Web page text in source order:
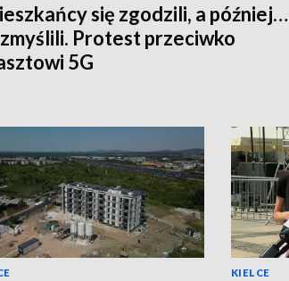
się zgodzili, a później…
Protest przeciwko
5G
KIELCE